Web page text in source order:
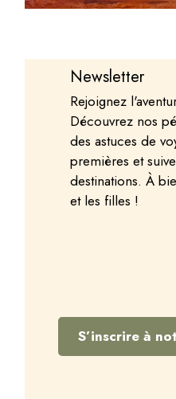
Newsletter
Rejoignez
Découvrez nos
des astuces de
premières et
destinations. À
et les filles !
S’inscrire à